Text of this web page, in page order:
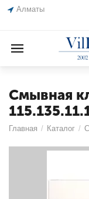
Алматы
Смывная
Главная / Каталог /